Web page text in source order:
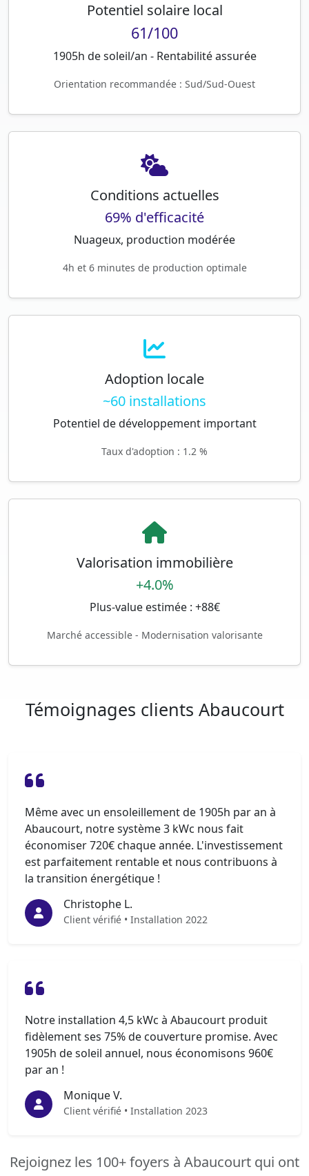
Potentiel solaire local
61/100
1905h de soleil/an - Rentabilité assurée
Orientation recommandée : Sud/Sud-Ouest
Conditions actuelles
69% d'efficacité
Nuageux, production modérée
4h et 6 minutes de production optimale
Adoption locale
~60 installations
Potentiel de développement important
Taux d'adoption : 1.2 %
Valorisation immobilière
+4.0%
Plus-value estimée : +88€
Marché accessible - Modernisation valorisante
Témoignages clients Abaucourt
Même avec un ensoleillement de 1905h par an à
Abaucourt, notre système 3 kWc nous fait
économiser 720€ chaque année. L'investissement
est parfaitement rentable et nous contribuons à
la transition énergétique !
Christophe L.
Client vérifié • Installation 2022
Notre installation 4,5 kWc à Abaucourt produit
fidèlement ses 75% de couverture promise. Avec
1905h de soleil annuel, nous économisons 960€
par an !
Monique V.
Client vérifié • Installation 2023
Rejoignez les 100+ foyers à Abaucourt qui ont